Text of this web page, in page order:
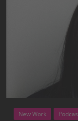
New Work